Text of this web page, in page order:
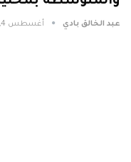
عبد الخالق بادي أغسطس 4, 2026